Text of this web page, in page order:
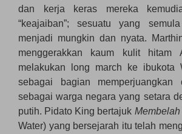
dan kerja keras mereka
“keajaiban”; sesuatu yang
menjadi mungkin dan nyata.
menggerakkan kaum kulit hitam
melakukan long march ke ibukota
sebagai bagian memperjuangkan
sebagai warga negara yang setara
putih. Pidato King bertajuk Membelah
Water) yang bersejarah itu telah